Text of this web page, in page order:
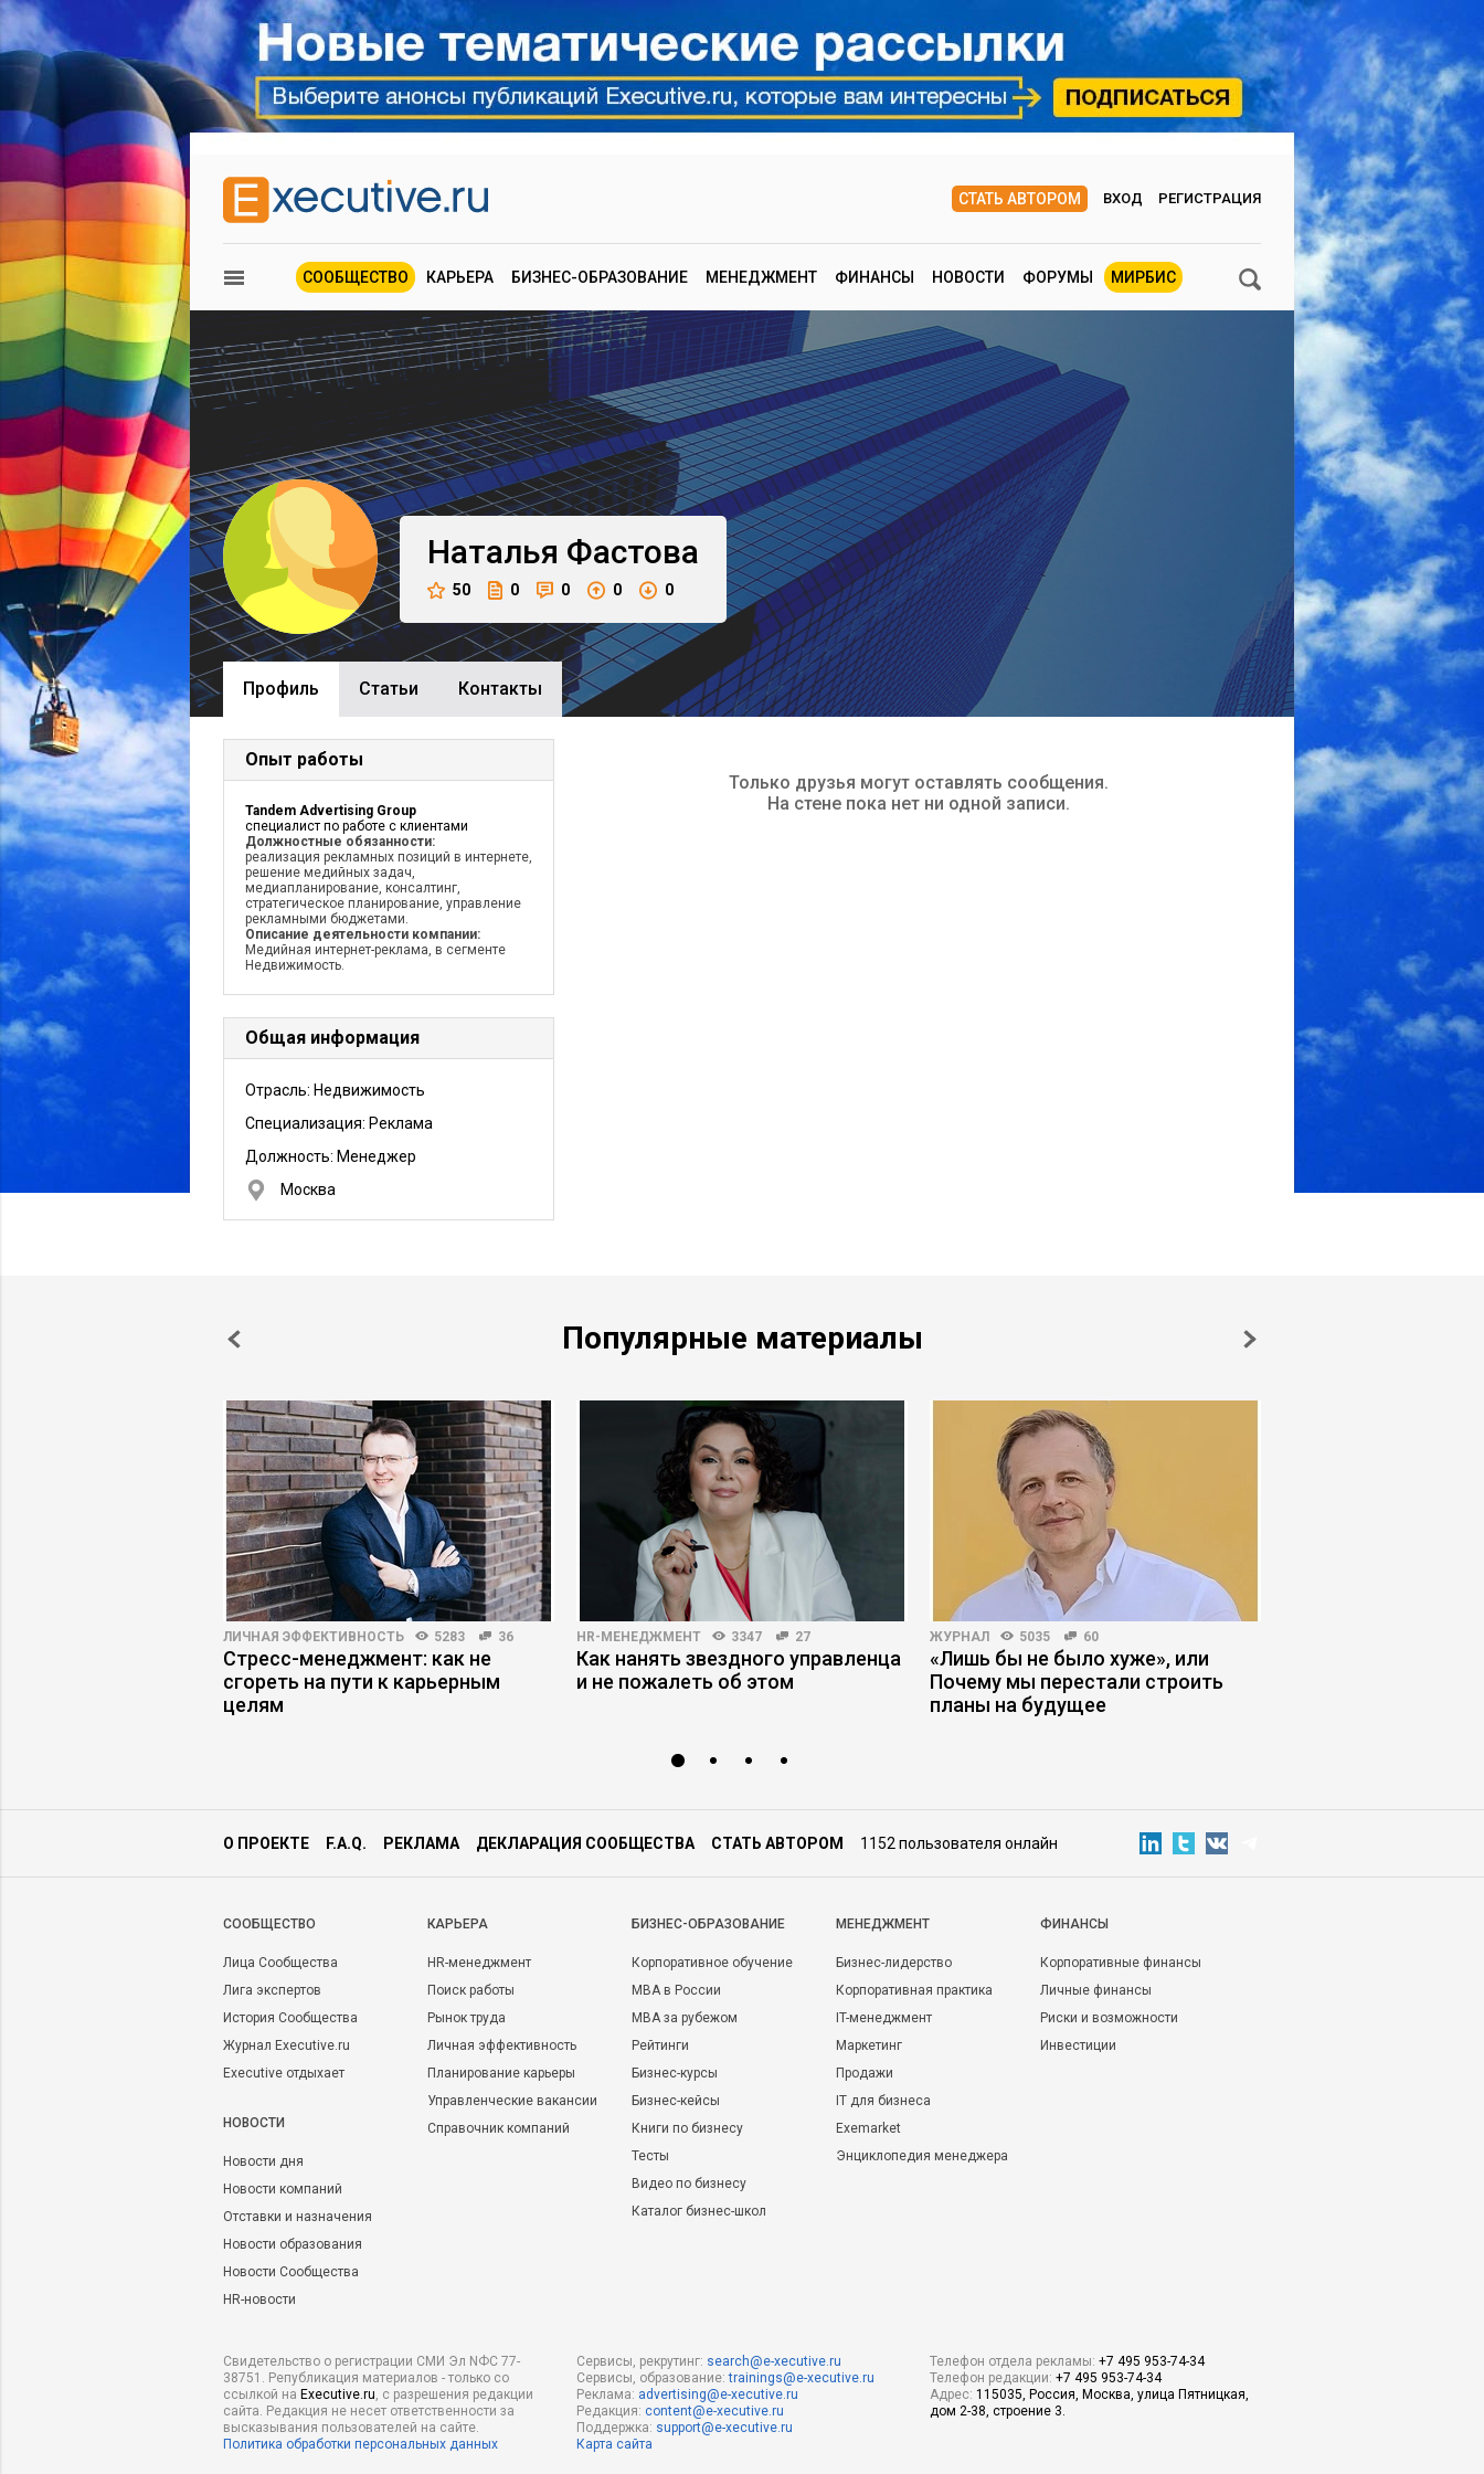
СТАТЬ АВТОРОМ ВХОД РЕГИСТРАЦИЯ
СООБЩЕСТВО КАРЬЕРА БИЗНЕС-ОБРАЗОВАНИЕ МЕНЕДЖМЕНТ ФИНАНСЫ НОВОСТИ ФОРУМЫ МИРБИС
Наталья Фастова
50 0 0 0 0
Профиль Cтатьи Контакты
Опыт работы
Tandem Advertising Group
специалист по работе с клиентами
Должностные обязанности:
реализация рекламных позиций в интернете,
решение медийных задач,
медиапланирование, консалтинг,
стратегическое планирование, управление
рекламными бюджетами.
Описание деятельности компании:
Медийная интернет-реклама, в сегменте
Недвижимость.
Общая информация
Отрасль: Недвижимость
Специализация: Реклама
Должность: Менеджер
Москва
Только друзья могут оставлять сообщения.
На стене пока нет ни одной записи.
Популярные материалы
ЛИЧНАЯ ЭФФЕКТИВНОСТЬ 5283 36
Стресс-менеджмент: как не
сгореть на пути к карьерным
целям
HR-МЕНЕДЖМЕНТ 3347 27
Как нанять звездного управленца
и не пожалеть об этом
ЖУРНАЛ 5035 60
«Лишь бы не было хуже», или
Почему мы перестали строить
планы на будущее
О ПРОЕКТЕ F.A.Q. РЕКЛАМА ДЕКЛАРАЦИЯ СООБЩЕСТВА СТАТЬ АВТОРОМ 1152 пользователя онлайн
CООБЩЕСТВО
Лица Сообщества
Лига экспертов
История Сообщества
Журнал Executive.ru
Executive отдыхает
НОВОСТИ
Новости дня
Новости компаний
Отставки и назначения
Новости образования
Новости Сообщества
HR-новости
КАРЬЕРА
HR-менеджмент
Поиск работы
Рынок труда
Личная эффективность
Планирование карьеры
Управленческие вакансии
Справочник компаний
БИЗНЕС-ОБРАЗОВАНИЕ
Корпоративное обучение
MBA в России
MBA за рубежом
Рейтинги
Бизнес-курсы
Бизнес-кейсы
Книги по бизнесу
Тесты
Видео по бизнесу
Каталог бизнес-школ
МЕНЕДЖМЕНТ
Бизнес-лидерство
Корпоративная практика
IT-менеджмент
Маркетинг
Продажи
IT для бизнеса
Exemarket
Энциклопедия менеджера
ФИНАНСЫ
Корпоративные финансы
Личные финансы
Риски и возможности
Инвестиции
Свидетельство о регистрации СМИ Эл NФС 77-
38751. Републикация материалов - только со
ссылкой на Executive.ru, с разрешения редакции
сайта. Редакция не несет ответственности за
высказывания пользователей на сайте.
Политика обработки персональных данных
Сервисы, рекрутинг: search@e-xecutive.ru
Сервисы, образование:trainings@e-xecutive.ru
Реклама: advertising@e-xecutive.ru
Редакция: content@e-xecutive.ru
Поддержка: support@e-xecutive.ru
Карта сайта
Телефон отдела рекламы: +7 495 953-74-34
Телефон редакции: +7 495 953-74-34
Адрес: 115035, Россия, Москва, улица Пятницкая,
дом 2-38, строение 3.